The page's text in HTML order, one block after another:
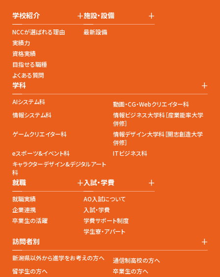
学校紹介 +
NCCが選ばれる理由
実績力
資格実績
目指せる職種
よくある質問
施設・設備 +
最新設備
学科 +
AIシステム科
動画・CG・Webクリエイター科
情報システム科
情報ビジネス大学科［産業能率大学
併修］
ゲームクリエイター科
情報デザイン大学科［開志創造大学
併修］
eスポーツ&イベント科
ITビジネス科
キャラクターデザイン&デジタルアート
科
就職 +
就職実績
企業連携
卒業生の活躍
入試・学費 +
AO入試について
入試・学費
学費サポート制度
学生寮・アパート
訪問者別 +
新潟県以外から進学をお考えの方へ
通信制高校の方へ
留学生の方へ
卒業生の方へ